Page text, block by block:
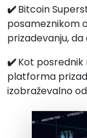
✔️Bitcoin
posameznikom
prizadevanju,
✔️Kot posrednik
platforma
izobraževalno